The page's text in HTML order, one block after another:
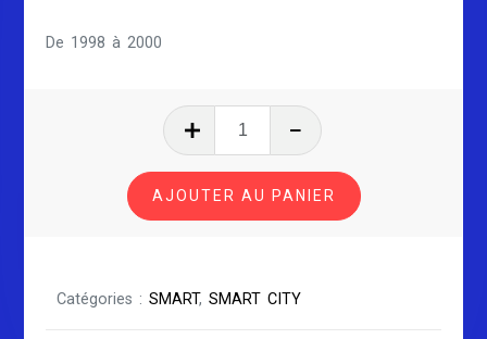
De 1998 à 2000
quantité
SMART
CITY
AJOUTER AU PANIER
Catégories :SMART,SMART CITY